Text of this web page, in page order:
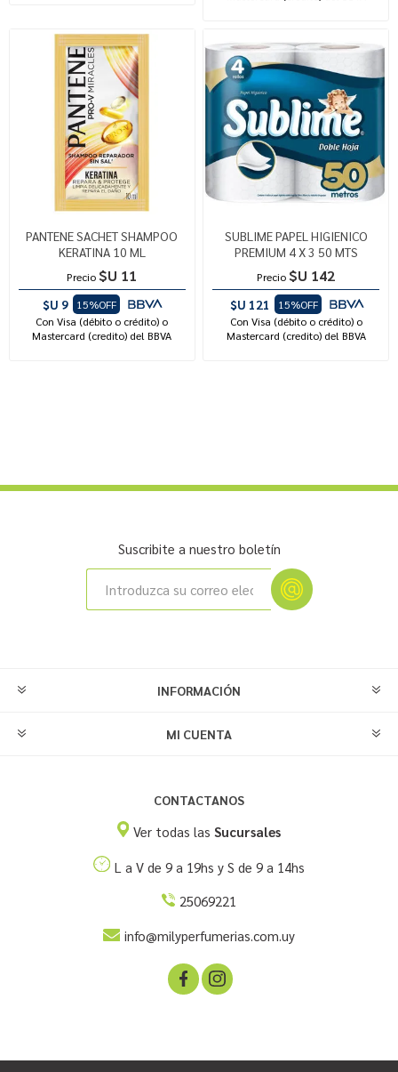
PANTENE SACHET SHAMPOO
KERATINA 10 ML
Precio $U 11
$U 9
15%OFF
Con Visa (débito o crédito) o
Mastercard (credito) del BBVA
SUBLIME PAPEL HIGIENICO
PREMIUM 4 X 3 50 MTS
Precio $U 142
$U 121
15%OFF
Con Visa (débito o crédito) o
Mastercard (credito) del BBVA
Suscribite a nuestro boletín
INFORMACIÓN
MI CUENTA
CONTACTANOS
Ver todas las Sucursales
L a V de 9 a 19hs y S de 9 a 14hs
25069221
info@milyperfumerias.com.uy